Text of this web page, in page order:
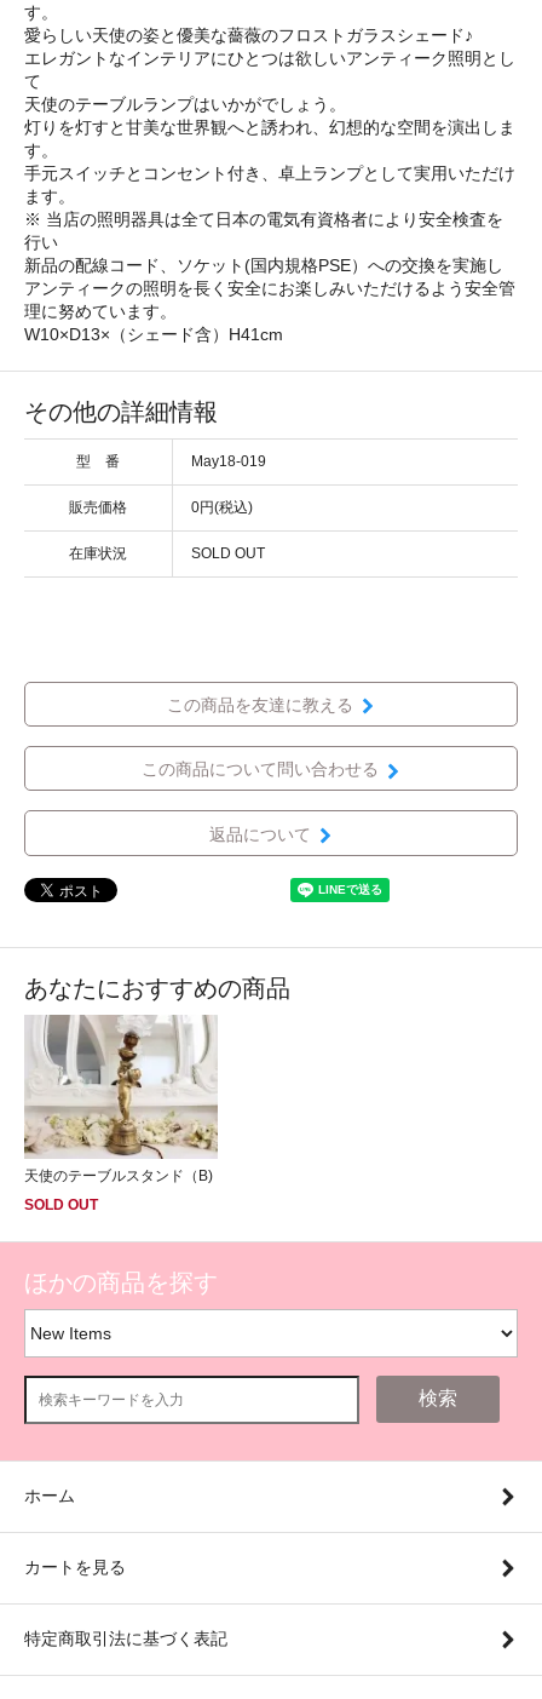
す。
愛らしい天使の姿と優美な薔薇のフロストガラスシェード♪
エレガントなインテリアにひとつは欲しいアンティーク照明とし
て
天使のテーブルランプはいかがでしょう。
灯りを灯すと甘美な世界観へと誘われ、幻想的な空間を演出しま
す。
手元スイッチとコンセント付き、卓上ランプとして実用いただけ
ます。
※ 当店の照明器具は全て日本の電気有資格者により安全検査を
行い
新品の配線コード、ソケット(国内規格PSE）への交換を実施し
アンティークの照明を長く安全にお楽しみいただけるよう安全管
理に努めています。
W10×D13×（シェード含）H41cm
その他の詳細情報
型 番 May18-019
販売価格 0円(税込)
在庫状況 SOLD OUT
この商品を友達に教える
この商品について問い合わせる
返品について
あなたにおすすめの商品
天使のテーブルスタンド（B)
SOLD OUT
ほかの商品を探す
検索
ホーム
カートを見る
特定商取引法に基づく表記